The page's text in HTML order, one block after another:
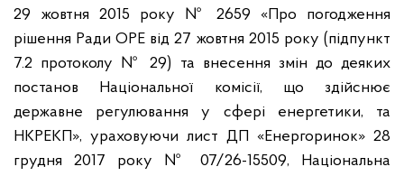
29 жовтня 2015 року № 2659 «Про погодження
рішення Ради ОРЕ від 27 жовтня 2015 року (підпункт
7.2 протоколу № 29) та внесення змін до деяких
постанов Національної комісії, що здійснює
державне регулювання у сфері енергетики, та
НКРЕКП», ураховуючи лист ДП «Енергоринок» 28
грудня 2017 року № 07/26-15509, Національна